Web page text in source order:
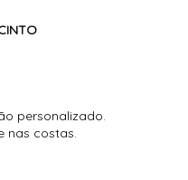
personalizado.
nas costas.